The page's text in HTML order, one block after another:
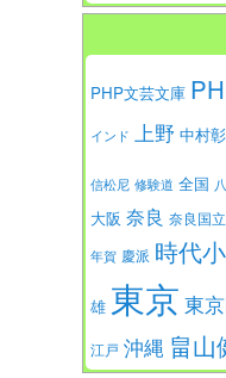
PHP文芸文庫
インド 上野 中村
信松尼 修験道 全国
大阪 奈良 奈良国
年賀 慶派 時代
雄 東京 東
江戸 沖縄 畠山